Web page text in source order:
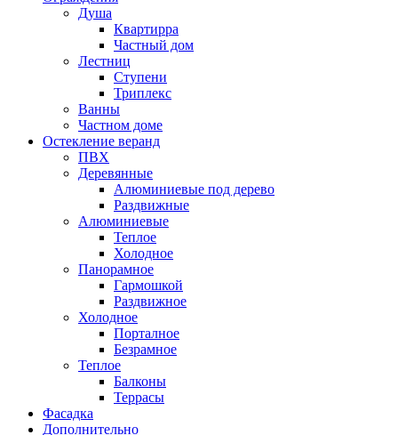
Душа
Квартирра
Частный дом
Лестниц
Ступени
Триплекс
Ванны
Частном доме
Остекление веранд
ПВХ
Деревянные
Алюминиевые под дерево
Раздвижные
Алюминиевые
Теплое
Холодное
Панорамное
Гармошкой
Раздвижное
Холодное
Порталное
Безрамное
Теплое
Балконы
Террасы
Фасадка
Дополнительно